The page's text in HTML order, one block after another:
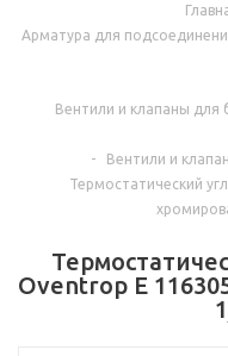
Арматура для
Вентили и клапаны для
-
Вентили и
Термостатический
Oventrop E